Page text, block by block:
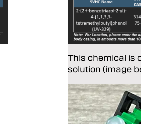
This chemical is
solution (image